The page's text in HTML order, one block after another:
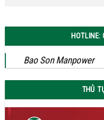
Bao Son Manpower
THỦ